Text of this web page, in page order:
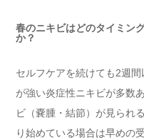
春のニキビはどのタイミン
か？
セルフケアを続けても2週
が強い炎症性ニキビが多数
ビ（嚢腫・結節）が見られ
り始めている場合は早めの